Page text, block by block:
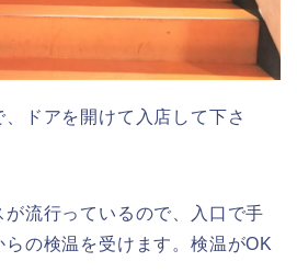
、ドアを開けて入店して下さ
流行っているので、入口で手
の検温を受けます。検温がOK